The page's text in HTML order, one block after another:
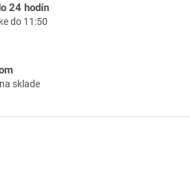
e
p
y
v
p
24 hodín
do 11:50
sklade